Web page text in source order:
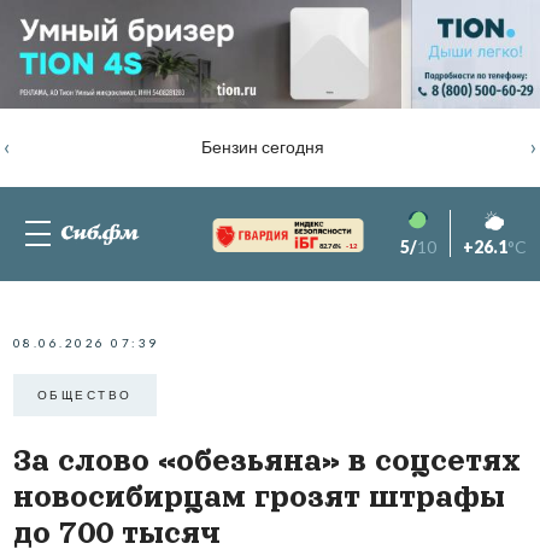
Бензин сегодня
‹ ›
82.76% -1.2 5/10 +26.1°C
08.06.2026 07:39
ОБЩЕСТВО
За слово «обезьяна» в соцсетях
новосибирцам грозят штрафы
до 700 тысяч